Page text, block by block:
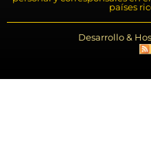
países
Desarrollo &